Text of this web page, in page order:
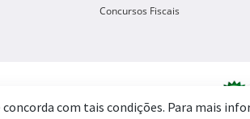
Concursos Fiscais